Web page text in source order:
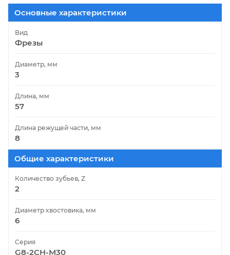
Основные характеристики
Вид
Фрезы
Диаметр, мм
3
Длина, мм
57
Длина режущей части, мм
8
Общие характеристики
Количество зубьев, Z
2
Диаметр хвостовика, мм
6
Серия
G8-2CH-M30